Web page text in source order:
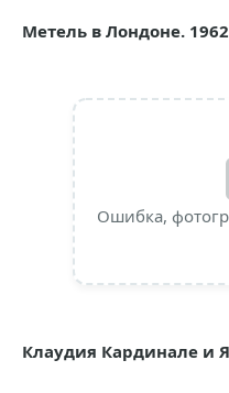
Метель в Лондоне. 1962
Ошибка,
Клаудия Кардинале и